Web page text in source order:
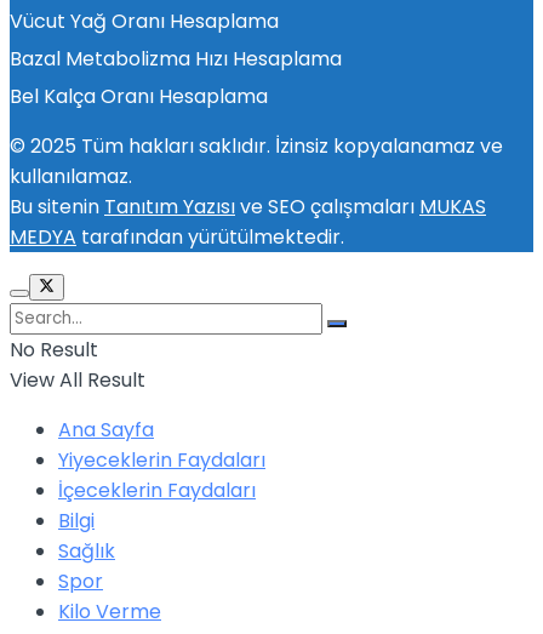
Vücut Yağ Oranı Hesaplama
Bazal Metabolizma Hızı Hesaplama
Bel Kalça Oranı Hesaplama
© 2025 Tüm hakları saklıdır. İzinsiz kopyalanamaz ve
kullanılamaz.
Bu sitenin Tanıtım Yazısıve SEO çalışmaları MUKAS
MEDYA tarafından yürütülmektedir.
No Result
View All Result
Ana Sayfa
Yiyeceklerin Faydaları
İçeceklerin Faydaları
Bilgi
Sağlık
Spor
Kilo Verme